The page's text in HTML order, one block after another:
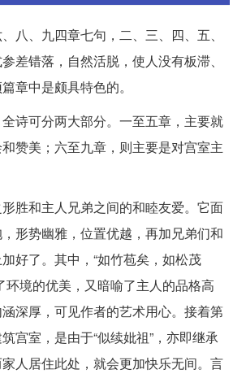
八、九四章七句，二、三、四、五、
差错落，自然活脱，使人没有板滞、
章中是颇具特色的。
诗可分两大部分。一至五章，主要就
赞美；六至九章，则主要是对宫室主
胜和主人兄弟之间的和睦友爱。它面
形势幽雅，位置优越，再加兄弟们和
好了。其中，“如竹苞矣，如松茂
环境的优美，又暗喻了主人的品格高
深厚，可见作者的艺术用心。接着第
宫室，是由于“似续妣祖”，亦即继承
人居住此处，就会更加快乐无间。言